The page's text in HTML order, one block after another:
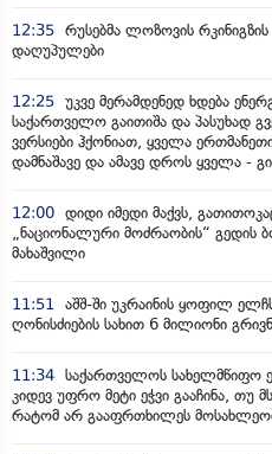
12:35 რუსებმა ლოზოვის
დაღუპულები
12:25 უკვე მერამდენედ ხდება
საქართველო გაითიშა და პასუხად
ვერსიები ჰქონიათ, ყველა
დამნაშავე და ამავე დროს ყველა -
12:00 დიდი იმედი მაქვს,
„ნაციონალური მოძრაობის“
მახაშვილი
11:51
აშშ-ში უკრაინის ყოფილ
ღონისძიების სახით 6 მილიონი
11:34 საქართველოს სახელმწიფო
კიდევ უფრო მეტი ეჭვი გააჩინა, თუ
რატომ არ გააფრთხილეს